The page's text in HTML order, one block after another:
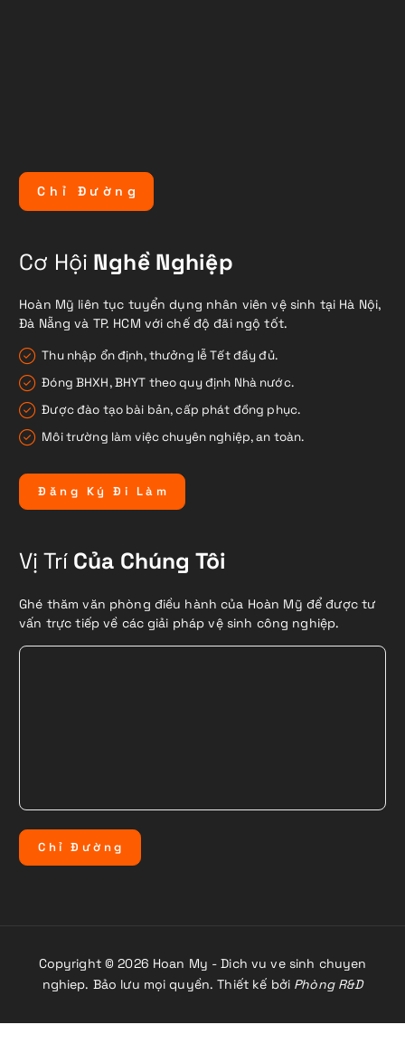
C h ỉ Đ ư ờ n g
Cơ Hội Nghề Nghiệp
Hoàn Mỹ liên tục tuyển dụng nhân viên vệ sinh tại Hà Nội,
Đà Nẵng và TP. HCM với chế độ đãi ngộ tốt.
Thu nhập ổn định, thưởng lễ Tết đầy đủ.
Đóng BHXH, BHYT theo quy định Nhà nước.
Được đào tạo bài bản, cấp phát đồng phục.
Môi trường làm việc chuyên nghiệp, an toàn.
Đ ă n g Ký Đ i L à m
Vị TríCủa Chúng Tôi
Ghé thăm văn phòng điều hành của Hoàn Mỹ để được tư
vấn trực tiếp về các giải pháp vệ sinh công nghiệp.
C hỉ Đ ườ ng
Copyright © 2026 Hoan My - Dich vu ve sinh chuyen
nghiep. Bảo lưu mọi quyền. Thiết kế bởi Phòng R&D